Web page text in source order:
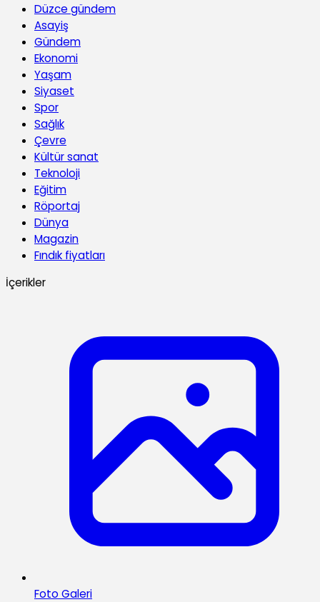
Düzce gündem
Asayiş
Gündem
Ekonomi
Yaşam
Siyaset
Spor
Sağlık
Çevre
Kültür sanat
Teknoloji
Eğitim
Röportaj
Dünya
Magazin
Fındık fiyatları
İçerikler
Foto Galeri